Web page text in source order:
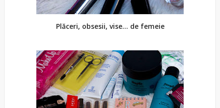
Plăceri, obsesii, vise... de femeie